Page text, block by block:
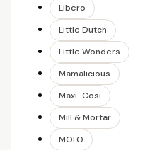
Libero
Little Dutch
Little Wonders
Mamalicious
Maxi-Cosi
Mill & Mortar
MOLO